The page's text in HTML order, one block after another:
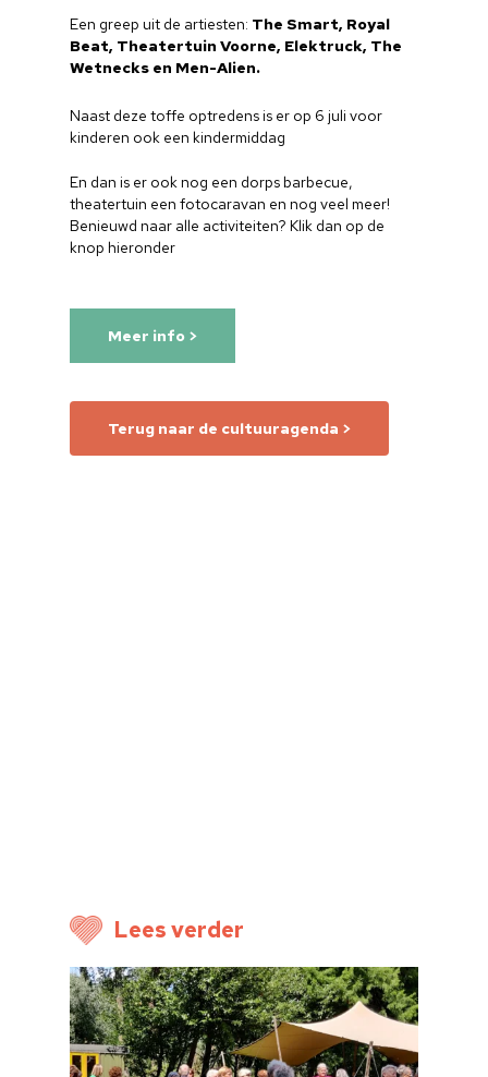
Een greep uit de artiesten: The Smart, Royal
Beat, Theatertuin Voorne, Elektruck, The
Wetnecks en Men-Alien.
Naast deze toffe optredens is er op 6 juli voor
kinderen ook een kindermiddag
En dan is er ook nog een dorps barbecue,
theatertuin een fotocaravan en nog veel meer!
Benieuwd naar alle activiteiten? Klik dan op de
knop hieronder
Meer info >
Terug naar de cultuuragenda >
Lees verder
Over ons
Nieuwsbrief